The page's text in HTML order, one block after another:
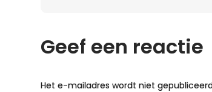
Geef een reactie
Het e-mailadres wordt niet